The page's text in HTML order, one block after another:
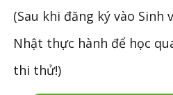
(Sau khi đăng ký vào Sinh
Nhật thực hành để học
thi thử!)